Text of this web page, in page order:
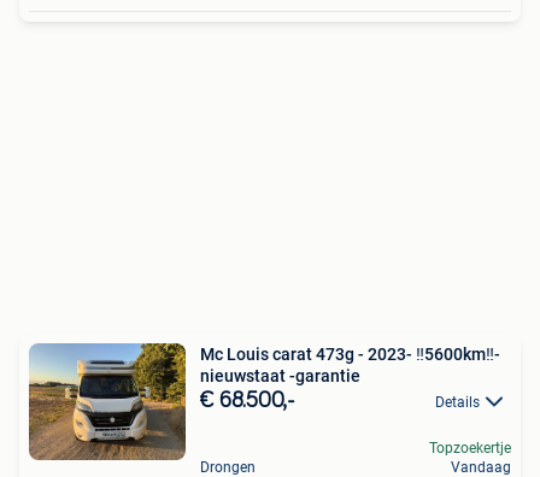
Mc Louis carat 473g - 2023- ‼️5600km‼️-
nieuwstaat -garantie
€ 68.500,- Details
Drongen
Topzoekertje
Vandaag